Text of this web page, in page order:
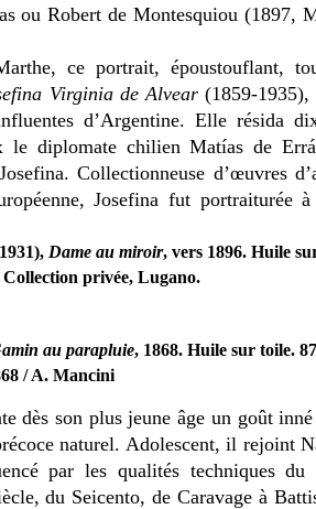
ou Robert de Montesquiou (1897,
ce portrait, époustouflant,
Virginia de Alvear (1859-1935),
d’Argentine. Elle résida
le diplomate chilien Matías de
Collectionneuse d’œuvres
Josefina fut portraiturée
Dame au miroir, vers 1896. Huile
Collection privée, Lugano.
au parapluie, 1868. Huile sur toile.
/ A. Mancini
dès son plus jeune âge un goût
naturel. Adolescent, il rejoint
par les qualités techniques du
du Seicento, de Caravage à